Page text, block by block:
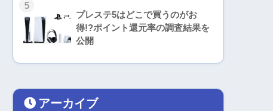
5
プレステ5はどこで買うのがお
得!?ポイント還元率の調査結果を
公開
アーカイブ